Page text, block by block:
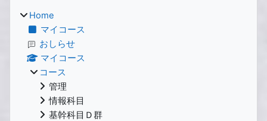
Home
マイコース
おしらせ
マイコース
コース
管理
情報科目
基幹科目Ｄ群